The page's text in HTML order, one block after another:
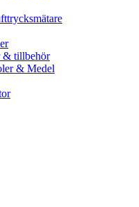
& tillbehör
& Medel